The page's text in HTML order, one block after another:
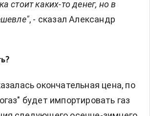
стоит каких-то денег, но в
, - сказал Александр
окончательная цена, по
будет импортировать газ